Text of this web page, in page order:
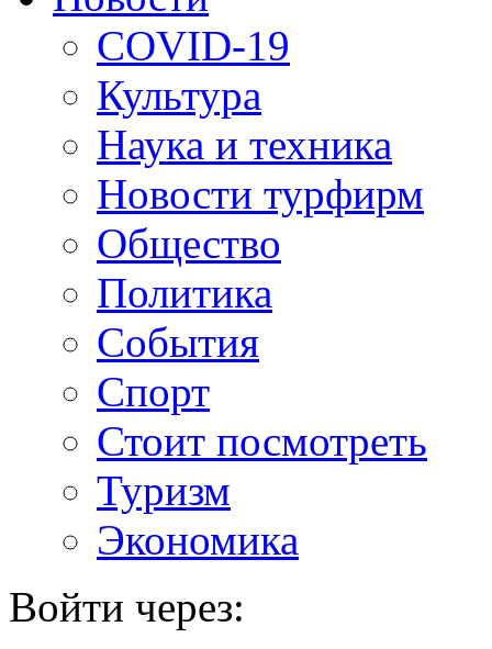
COVID-19
Культура
Наука и техника
Новости турфирм
Общество
Политика
События
Спорт
Стоит посмотреть
Туризм
Экономика
Войти через: